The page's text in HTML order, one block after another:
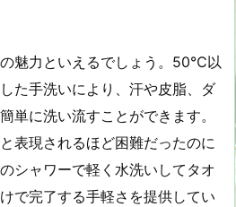
魅力といえるでしょう。50℃以
た手洗いにより、汗や皮脂、ダ
単に洗い流すことができます。
表現されるほど困難だったのに
シャワーで軽く水洗いしてタオ
で完了する手軽さを提供してい